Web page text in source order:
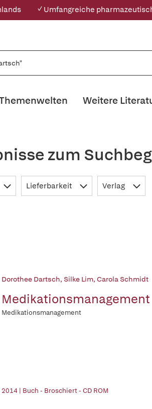
✓ Umfangreiche
Weitere
zum
Lieferbarkeit Verlag
Dorothee Dartsch, Silke Lim, Carola Schmidt
Medikationsmanagement
Medikationsmanagement
2014 | Buch - Broschiert - CD ROM